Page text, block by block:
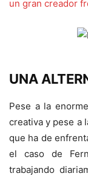
un gran creador
UNA
Pese a la
creativa y pese a
que ha de
el caso de
trabajando